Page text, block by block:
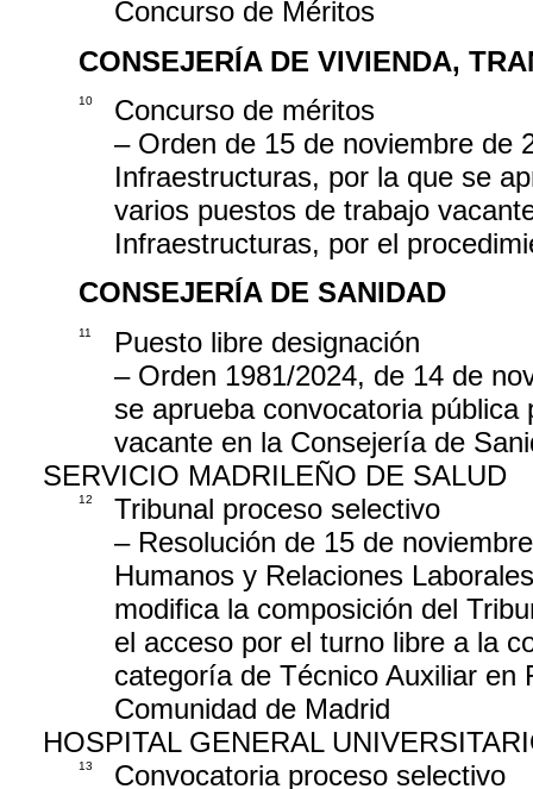
Concurso de Méritos
CONSEJERÍA DE VIVIENDA,
10
Concurso de méritos
– Orden de 15 de noviembre de
Infraestructuras, por la que se
varios puestos de trabajo
Infraestructuras, por el
CONSEJERÍA DE SANIDAD
11
Puesto libre designación
– Orden 1981/2024, de 14 de
se aprueba convocatoria
vacante en la Consejería de
SERVICIO MADRILEÑO DE SALUD
12
Tribunal proceso selectivo
– Resolución de 15 de
Humanos y Relaciones
modifica la composición del
el acceso por el turno libre a la
categoría de Técnico Auxiliar en
Comunidad de Madrid
HOSPITAL GENERAL
13
Convocatoria proceso selectivo